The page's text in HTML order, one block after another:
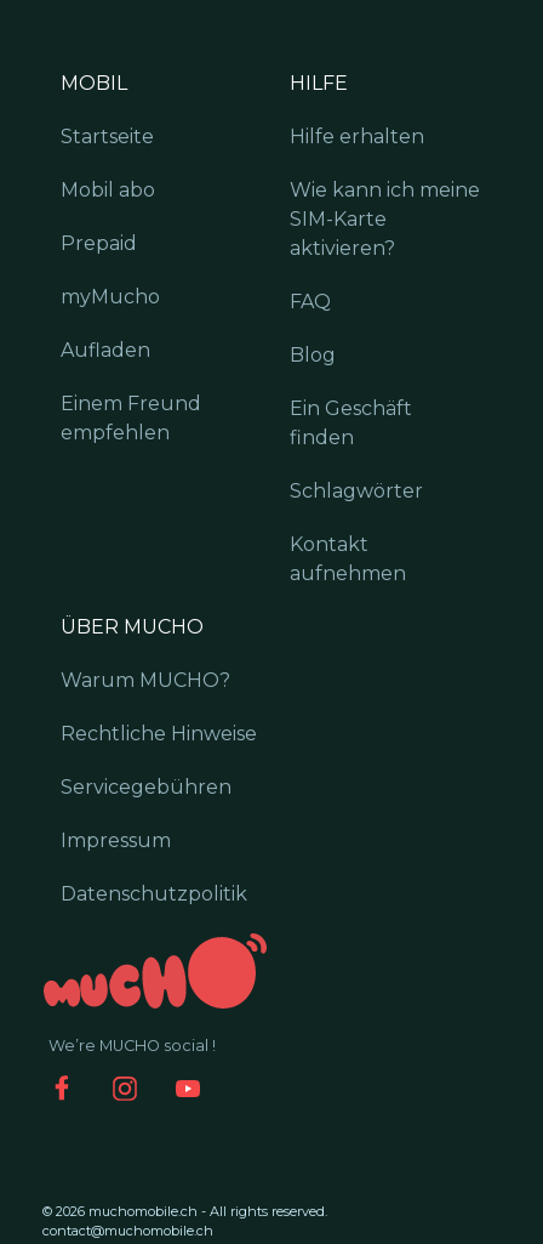
We’re MUCHO social !
© 2026 muchomobile.ch - All rights reserved.
contact@muchomobile.ch
MOBIL
Startseite
Mobil abo
Prepaid
myMucho
Aufladen
Einem Freund
empfehlen
HILFE
Hilfe erhalten
Wie kann ich meine
SIM-Karte
aktivieren?
FAQ
Blog
Ein Geschäft
finden
Schlagwörter
Kontakt
aufnehmen
ÜBER MUCHO
Warum MUCHO?
Rechtliche Hinweise
Servicegebühren
Impressum
Datenschutzpolitik